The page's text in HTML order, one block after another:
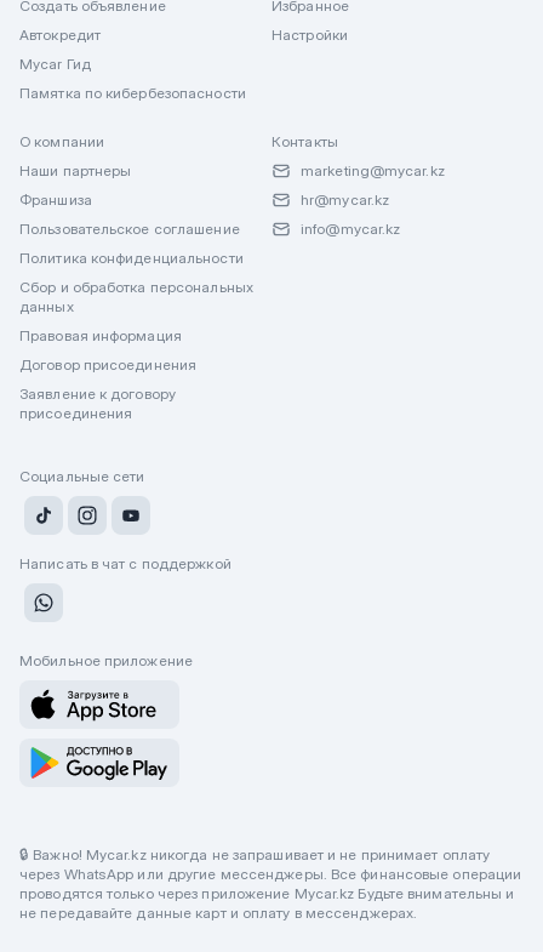
Создать объявление
Автокредит
Mycar Гид
Памятка по кибербезопасности
Избранное
Настройки
О компании
Наши партнеры
Франшиза
Пользовательское соглашение
Политика конфиденциальности
Сбор и обработка персональных
данных
Правовая информация
Договор присоединения
Заявление к договору
присоединения
Контакты
marketing@mycar.kz
hr@mycar.kz
info@mycar.kz
Социальные сети
Написать в чат с поддержкой
Мобильное приложение
🔒 Важно! Mycar.kz никогда не запрашивает и не принимает оплату
через WhatsApp или другие мессенджеры. Все финансовые операции
проводятся только через приложение Mycar.kz Будьте внимательны и
не передавайте данные карт и оплату в мессенджерах.